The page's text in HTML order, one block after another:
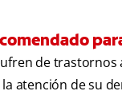
de trastornos
atención de su